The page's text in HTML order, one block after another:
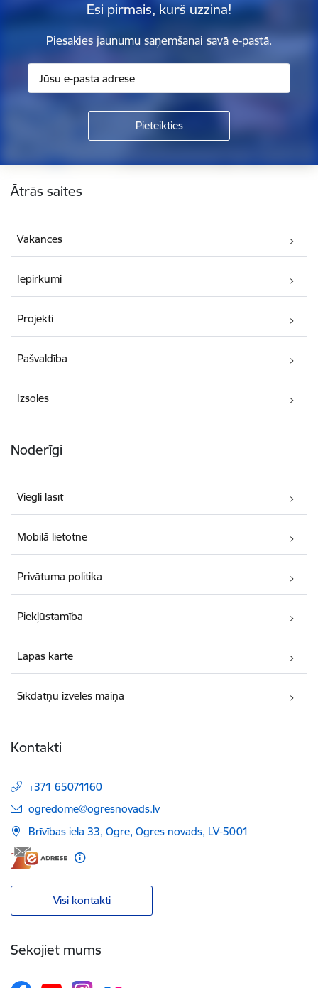
Esi pirmais, kurš uzzina!
Piesakies jaunumu saņemšanai savā e-pastā.
Ātrās saites
Vakances
Iepirkumi
Projekti
Pašvaldība
Izsoles
Noderīgi
Viegli lasīt
Mobilā lietotne
Privātuma politika
Piekļūstamība
Lapas karte
Sīkdatņu izvēles maiņa
Kontakti
+371 65071160
E-pasts:
ogredome@ogresnovads.lv
Brīvības iela 33, Ogre, Ogres novads, LV-5001
Visi kontakti
Sekojiet mums